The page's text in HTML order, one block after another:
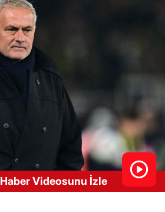
Haber Videosunu İzle